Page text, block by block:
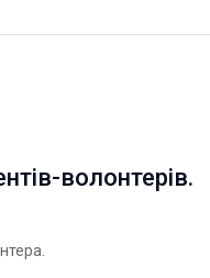
волонтерів.